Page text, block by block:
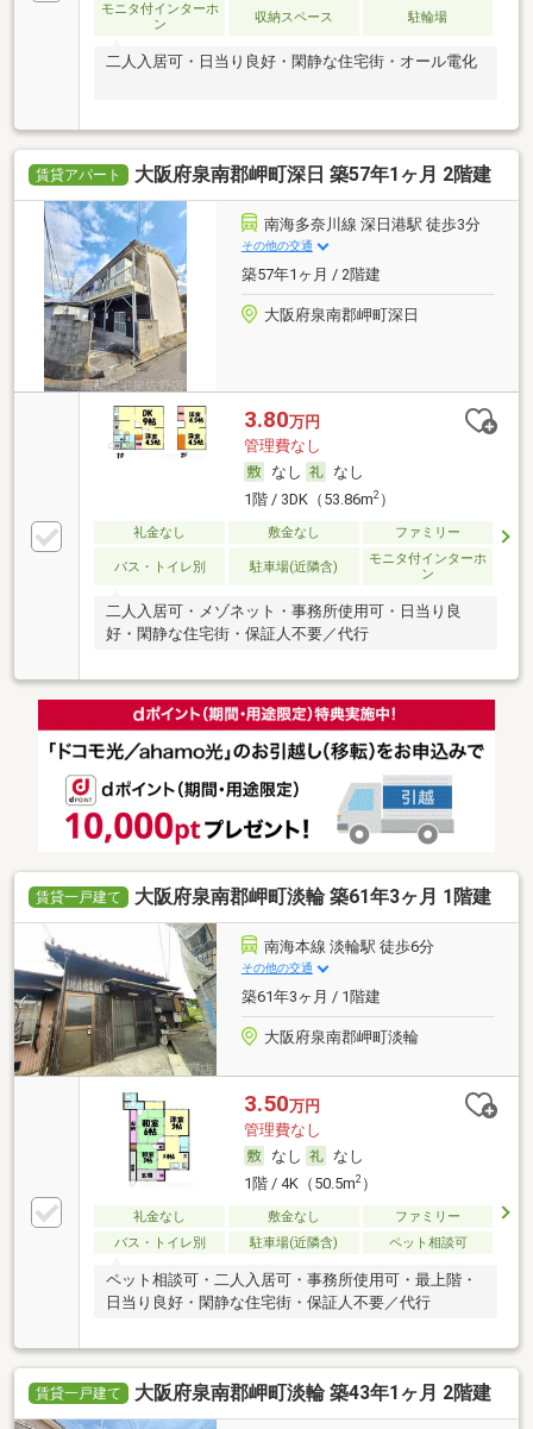
モニタ付インターホ
ン
収納スペース 駐輪場
二人入居可・日当り良好・閑静な住宅街・オール電化
賃貸アパート 大阪府泉南郡岬町深日 築57年1ヶ月 2階建
南海多奈川線 深日港駅 徒歩3分
その他の交通
築57年1ヶ月 / 2階建
大阪府泉南郡岬町深日
3.80万円
管理費なし
なし
なし
1階 / 3DK（53.86m2）
礼金なし 敷金なし ファミリー
バス・トイレ別 駐車場(近隣含)
モニタ付インターホ
ン
二人入居可・メゾネット・事務所使用可・日当り良
好・閑静な住宅街・保証人不要／代行
賃貸一戸建て 大阪府泉南郡岬町淡輪 築61年3ヶ月 1階建
南海本線 淡輪駅 徒歩6分
その他の交通
築61年3ヶ月 / 1階建
大阪府泉南郡岬町淡輪
3.50万円
管理費なし
なし
なし
1階 / 4K（50.5m2）
礼金なし 敷金なし
ファミリー
バス・トイレ別
駐車場(近隣含) ペット相談可
ペット相談可・二人入居可・事務所使用可・最上階・
日当り良好・閑静な住宅街・保証人不要／代行
賃貸一戸建て 大阪府泉南郡岬町淡輪 築43年1ヶ月 2階建